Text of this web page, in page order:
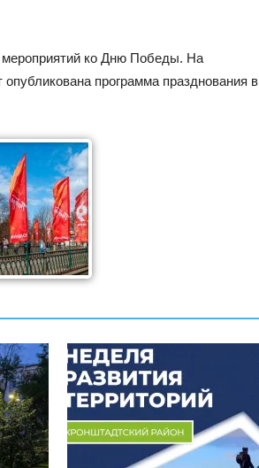
мероприятий ко Дню Победы. На
программа празднования в